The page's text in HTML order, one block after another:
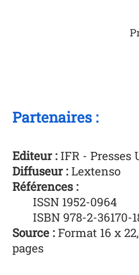
Partenaires :
Editeur: IFR - Presses
Diffuseur : Lextenso
Références :
ISSN 1952-0964
ISBN 978-2-36170-
Source : Format 16 x
pages